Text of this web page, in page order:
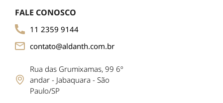
FALE CONOSCO
11 2359 9144
contato@aldanth.com.br
Rua das Grumixamas, 99 6º
andar - Jabaquara - São
Paulo/SP